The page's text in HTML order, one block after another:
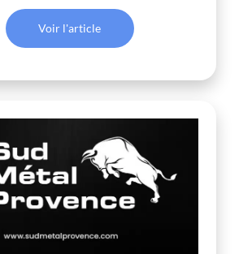
Voir l'article